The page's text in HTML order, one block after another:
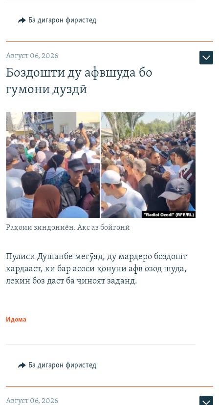
Ба дигарон фиристед
Август 06, 2026
Боздошти ду афвшуда бо
гумони дуздӣ
Раҳоии зиндониён. Акс аз бойгонӣ
Пулиси Душанбе мегӯяд, ду мардеро боздошт
кардааст, ки бар асоси қонуни афв озод шуда,
лекин боз даст ба ҷиноят заданд.
Идома
Ба дигарон фиристед
Август 06, 2026